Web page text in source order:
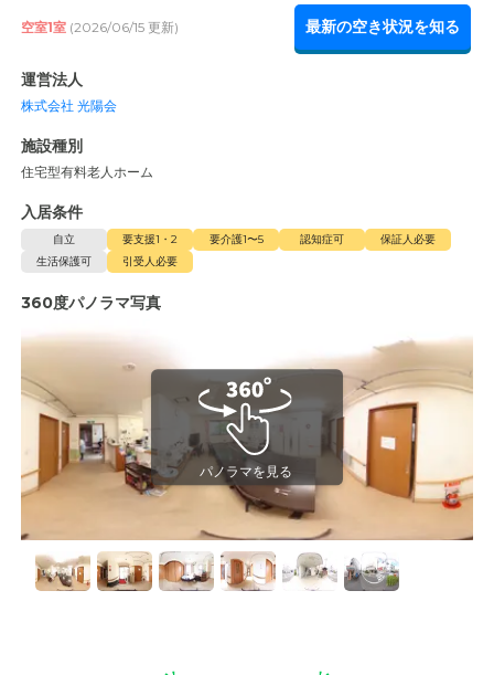
空室1室 (2026/06/15 更新) 最新の空き状況を知る
運営法人
株式会社 光陽会
施設種別
住宅型有料老人ホーム
入居条件
自立 要支援1・2 要介護1〜5 認知症可
保証人必要
生活保護可
引受人必要
360度パノラマ写真